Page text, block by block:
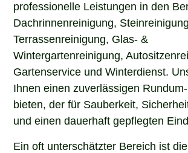
professionelle Leistungen in den
Dachrinnenreinigung,
Terrassenreinigung, Glas- &
Wintergartenreinigung,
Gartenservice und Winterdienst.
Ihnen einen zuverlässigen
bieten, der für Sauberkeit,
und einen dauerhaft gepflegten
Ein oft unterschätzter Bereich ist